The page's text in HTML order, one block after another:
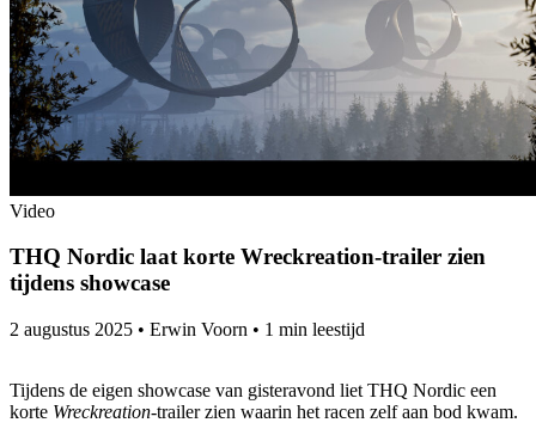
Video
THQ Nordic laat korte Wreckreation-trailer zien
tijdens showcase
2 augustus 2025 • Erwin Voorn • 1 min leestijd
Tijdens de eigen showcase van gisteravond liet THQ Nordic een
korte Wreckreation-trailer zien waarin het racen zelf aan bod kwam.